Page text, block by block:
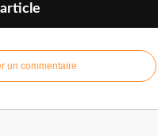
un commentaire